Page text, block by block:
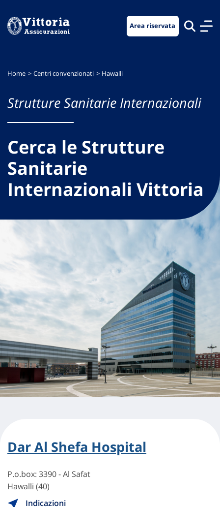
menu
contenuto
footer
Area riservata
Home Centri convenzionati Hawalli
Strutture Sanitarie Internazionali
Cerca le Strutture
Sanitarie
Internazionali Vittoria
Dar Al Shefa Hospital
P.o.box: 3390 - Al Safat
Hawalli (40)
Indicazioni